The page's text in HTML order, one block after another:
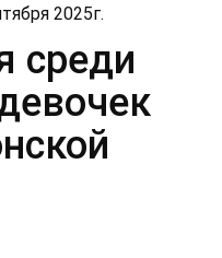
2025г.
среди